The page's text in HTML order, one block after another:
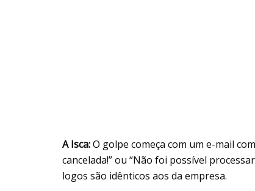
A Isca:O golpe começa com um e-mail
cancelada!” ou “Não foi possível
logos são idênticos aos da empresa.